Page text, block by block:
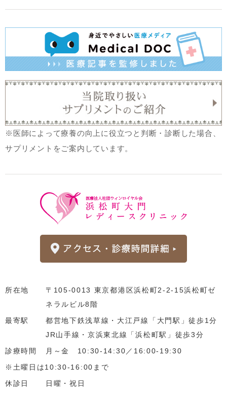
※医師によって療養の向上に役立つと判断・診断した場合、
サプリメントをご案内しています。
所在地
〒105-0013 東京都港区浜松町2-2-15浜松町ゼ
ネラルビル8階
最寄駅
都営地下鉄浅草線・大江戸線「大門駅」徒歩1分
JR山手線・京浜東北線「浜松町駅」徒歩3分
診療時間
月～金 10:30-14:30／16:00-19:30
※土曜日は10:30-16:00まで
休診日
日曜・祝日